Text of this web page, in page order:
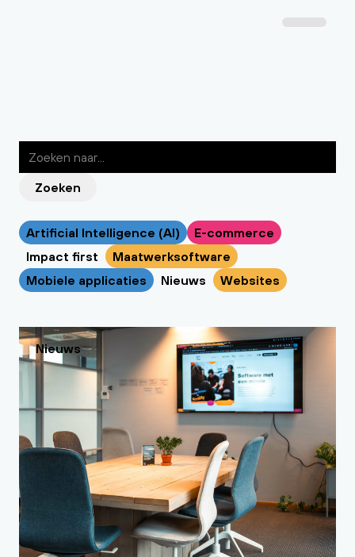
Zoeken
Artificial Intelligence (AI)
E-commerce
Impact first
Maatwerksoftware
Mobiele applicaties
Nieuws Websites
Nieuws